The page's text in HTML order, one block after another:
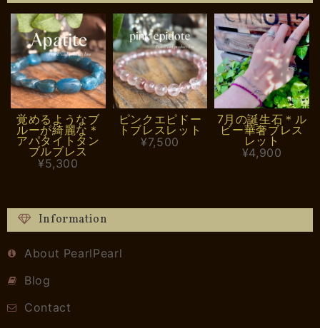
覚めるようなブ
ルーが綺麗な＊
アパタイトタン
ブルブレス
¥5,300
ピンクエピドー
トブレスレット
¥7,500
7月の誕生石＊ル
ビー華奢ブレス
レット
¥4,900
Information
About PearlPearl
Blog
Contact